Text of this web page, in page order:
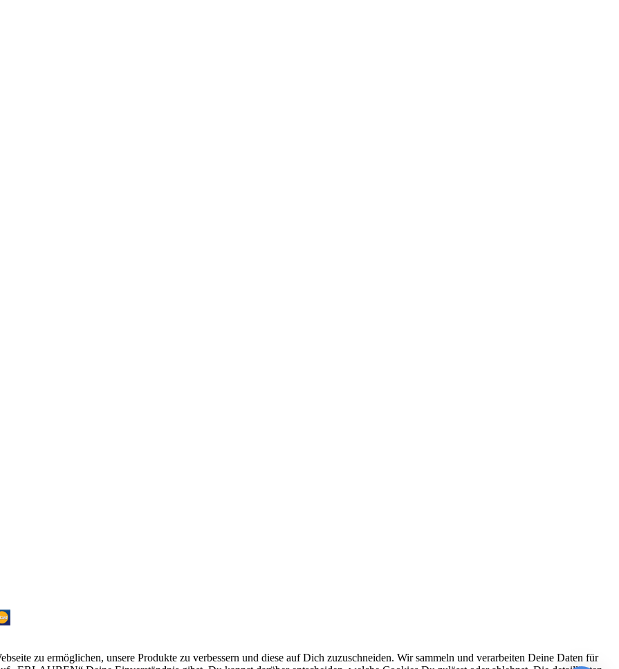
zu ermöglichen, unsere Produkte zu verbessern und diese auf Dich zuzuschneiden. Wir sammeln und verarbeiten Deine Daten für